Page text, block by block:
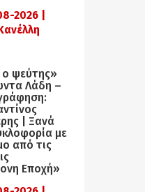
2026 |
ο ψεύτης»
Λάδη –
| Ξανά
με
από τις
Εποχή»